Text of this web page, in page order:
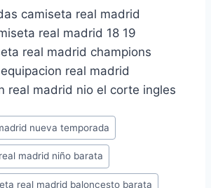
nueva temporada
madrid niño barata
real madrid baloncesto barata